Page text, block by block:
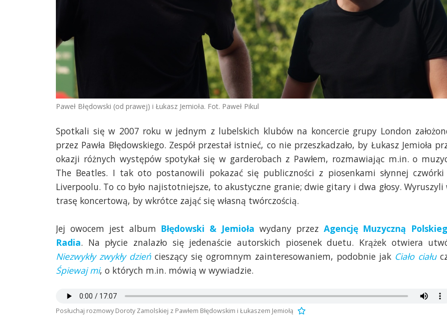
Paweł Błędowski (od prawej) i Łukasz Jemioła. Fot. Paweł Pikul
Spotkali się w 2007 roku w jednym z lubelskich klubów na koncercie grupy London
przez Pawła Błędowskiego. Zespół przestał istnieć, co nie przeszkadzało, by Łukasz Jemioła
okazji różnych występów spotykał się w garderobach z Pawłem, rozmawiając m.in. o
The Beatles. I tak oto postanowili pokazać się publiczności z piosenkami słynnej czwórki
Liverpoolu. To co było najistotniejsze, to akustyczne granie; dwie gitary i dwa głosy. Wyruszyli
trasę koncertową, by wkrótce zająć się własną twórczością.
Jej owocem jest album Błędowski & Jemioła wydany przez Agencję Muzyczną
Radia. Na płycie znalazło się jedenaście autorskich piosenek duetu. Krążek otwiera
Niezwykły zwykły dzień cieszący się ogromnym zainteresowaniem, podobnie jak Ciało ciału
Śpiewaj mi, o których m.in. mówią w wywiadzie.
Posłuchaj rozmowy Doroty Zamolskiej z Pawłem Błędowskim i Łukaszem Jemiołą